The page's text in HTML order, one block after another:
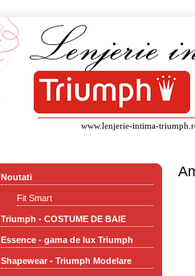
www.lenjerie-intima-
Noutati
Fit Smart
Triumph - COSTUME DE BAIE
Essence - gama de lux Triumph
Shapewear - Triumph Modelare